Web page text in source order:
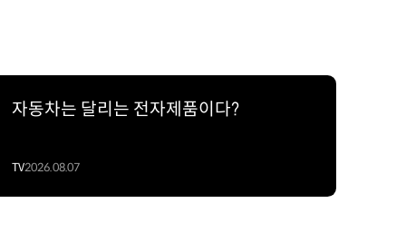
자동차는 달리는 전자제품이다?
TV2026.08.07